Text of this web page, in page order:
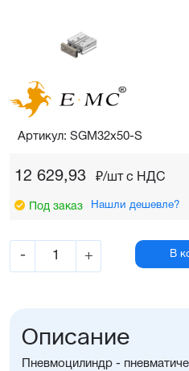
12 629,93 ₽/шт c НДС
Под заказ Нашли дешевле?
- + В
Артикул: SGM32x50-S
Описание
Пневмоцилиндр -